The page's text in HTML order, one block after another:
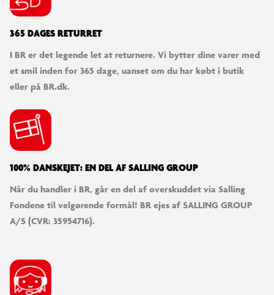
365 DAGES RETURRET
I BR er det legende let at returnere. Vi bytter dine varer med
et smil inden for 365 dage, uanset om du har købt i butik
eller på BR.dk.
100% DANSKEJET: EN DEL AF SALLING GROUP
Når du handler i BR, går en del af overskuddet via Salling
Fondene til velgørende formål! BR ejes af SALLING GROUP
A/S (CVR: 35954716).